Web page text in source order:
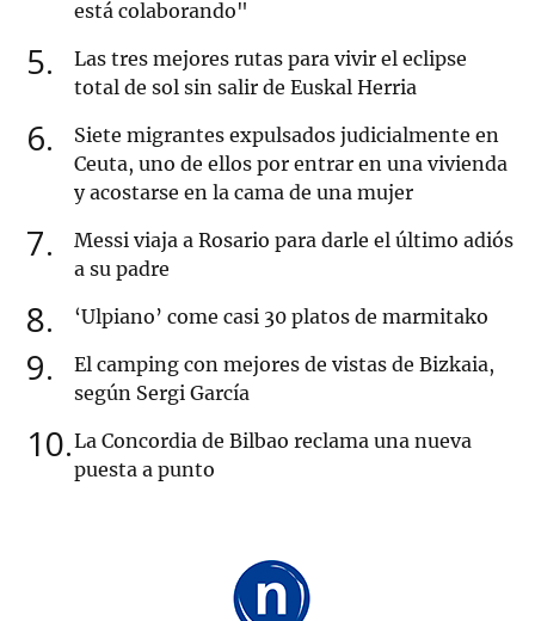
está colaborando"
5
Las tres mejores rutas para vivir el eclipse
total de sol sin salir de Euskal Herria
6
Siete migrantes expulsados judicialmente en
Ceuta, uno de ellos por entrar en una vivienda
y acostarse en la cama de una mujer
7
Messi viaja a Rosario para darle el último adiós
a su padre
8 ‘Ulpiano’ come casi 30 platos de marmitako
9
El camping con mejores de vistas de Bizkaia,
según Sergi García
10 La Concordia de Bilbao reclama una nueva
puesta a punto